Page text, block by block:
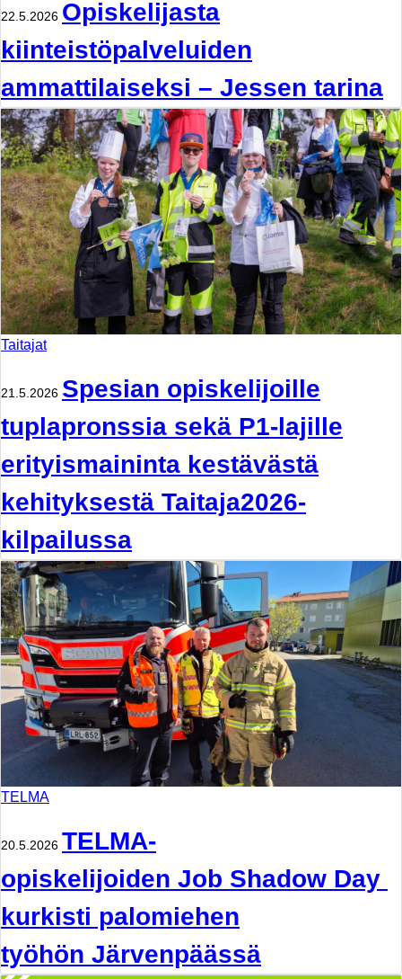
22.5.2026 Opiskelijasta
kiinteistöpalveluiden
ammattilaiseksi – Jessen tarina
Taitajat
21.5.2026 Spesian opiskelijoille
tuplapronssia sekä P1-lajille
erityismaininta kestävästä
kehityksestä Taitaja2026-
kilpailussa
TELMA
20.5.2026 TELMA-
opiskelijoiden Job Shadow Day
kurkisti palomiehen
työhön Järvenpäässä